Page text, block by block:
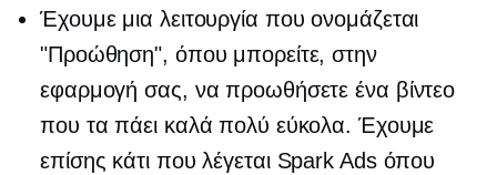
Έχουμε μια λειτουργία που ονομάζεται
"Προώθηση", όπου μπορείτε, στην
εφαρμογή σας, να προωθήσετε ένα βίντεο
που τα πάει καλά πολύ εύκολα. Έχουμε
επίσης κάτι που λέγεται Spark Ads όπου